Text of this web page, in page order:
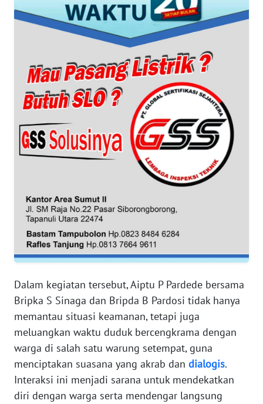
Dalam kegiatan tersebut, Aiptu P Pardede bersama
Bripka S Sinaga dan Bripda B Pardosi tidak hanya
memantau situasi keamanan, tetapi juga
meluangkan waktu duduk bercengkrama dengan
warga di salah satu warung setempat, guna
menciptakan suasana yang akrab dan dialogis.
Interaksi ini menjadi sarana untuk mendekatkan
diri dengan warga serta mendengar langsung
WN
KEPRI
PAPUA
WN
RIAU
WN
WN
JAMBI
WN
SULTRA
WN